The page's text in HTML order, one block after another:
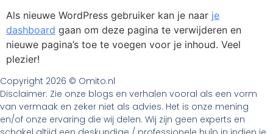
Als nieuwe WordPress gebruiker kan je naar je
dashboard gaan om deze pagina te verwijderen en
nieuwe pagina’s toe te voegen voor je inhoud. Veel
plezier!
Copyright 2026 © Omito.nl
Disclaimer: Zie onze blogs en verhalen vooral als een vorm
van vermaak en zeker niet als advies. Het is onze mening
en/of onze ervaring die wij delen. Wij zijn geen experts en